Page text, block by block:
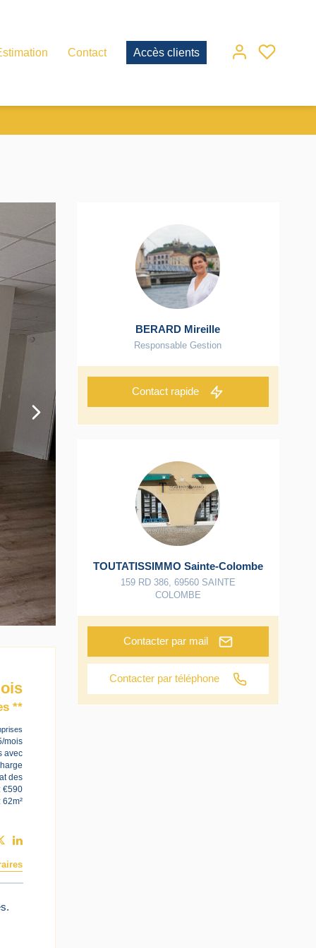
Contact Accès clients
**
mois
avec
des
€590
BERARD Mireille
Responsable Gestion
Contact rapide
TOUTATISSIMMO Sainte-Colombe
159 RD 386, 69560 SAINTE
COLOMBE
Contacter par mail
Contacter par téléphone